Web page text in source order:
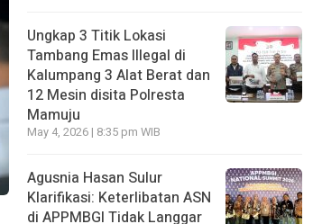
Ungkap 3 Titik Lokasi
Tambang Emas Illegal di
Kalumpang 3 Alat Berat dan
12 Mesin disita Polresta
Mamuju
May 4, 2026 | 8:35 pm WIB
Agusnia Hasan Sulur
Klarifikasi: Keterlibatan ASN
di APPMBGI Tidak Langgar